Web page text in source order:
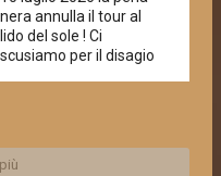
nera annulla il tour al
lido del sole ! Ci
scusiamo per il disagio